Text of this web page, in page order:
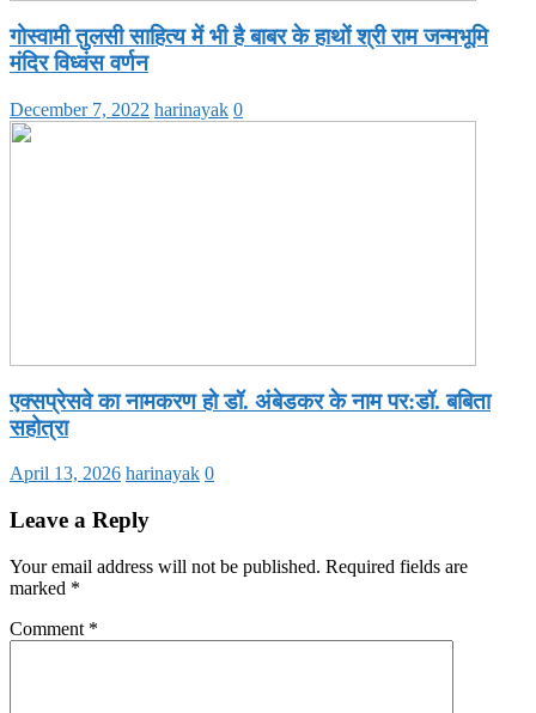
गोस्वामी तुलसी साहित्य में भी है बाबर के हाथों श्री राम जन्मभूमि
मंदिर विध्वंस वर्णन
December 7, 2022 harinayak 0
एक्सप्रेसवे का नामकरण हो डॉ. अंबेडकर के नाम पर:डॉ. बबिता
सहोत्रा
April 13, 2026 harinayak 0
Leave a Reply
Your email address will not be published. Required fields are
marked *
Comment *